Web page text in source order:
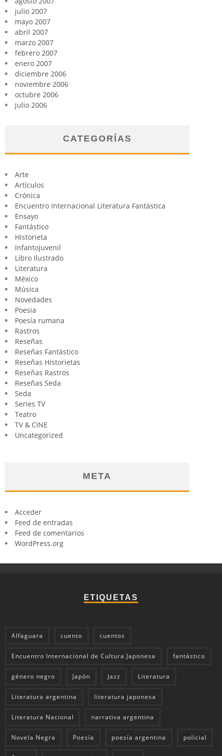
julio 2007
mayo 2007
abril 2007
marzo 2007
febrero 2007
enero 2007
diciembre 2006
noviembre 2006
octubre 2006
julio 2006
CATEGORÍAS
Arte
Artículos
Crónica
Encuentro Internacional Literatura Fantástica
Ensayo
Fantástico
Historieta
Infantojuvenil
Libro Ilustrado
Literatura
México
Música
Novedades
Poesia
Poesía rumana
Rastros
Reseñas
Reseñas Fantástico
Reseñas Historietas
Reseñas Rastros
Reseñas Seda
Seda
Series TV
Teatro
TV & CINE
Uncategorized
META
Acceder
Feed de entradas
Feed de comentarios
WordPress.org
ETIQUETAS
Alfaguara cuento cuentos
Encuentro Internacional de Cultura Japonesa fantástico
género negro Japón Jazz Literatura
Literatura argentina literatura japonesa
Literatura Nacional narrativa argentina
Novela Negra Poesía poesía argentina policial